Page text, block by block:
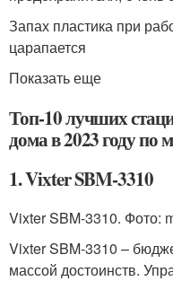
Запах пластика при
царапается
Показать еще
Топ-10 лучших
дома в 2023 году
1. Vixter SBM-3310
Vixter SBM-3310. Фото:
Vixter SBM-3310 –
массой достоинств.